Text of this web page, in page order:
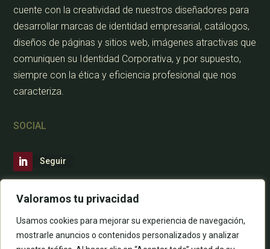
Valoramos tu privacidad
Usamos cookies para mejorar su experiencia de navegación,
mostrarle anuncios o contenidos personalizados y analizar
cuente con la creatividad de nuestros diseñadores para
desarrollar marcas de identidad empresarial, catálogos,
diseños de páginas y sitios web, imágenes atractivas que
comuniquen su Identidad Corporativa, y por supuesto,
siempre con la ética y eficiencia profesional que nos
caracteriza.
SOCIAL
Seguir
CONTÁCTANOS